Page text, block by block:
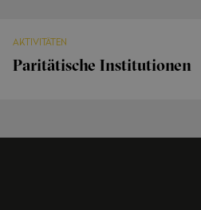
AKTIVITÄTEN
Paritätische Institutionen